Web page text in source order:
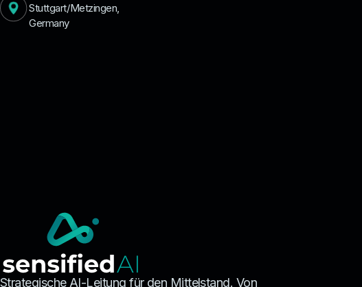
Stuttgart/Metzingen,
Germany
Strategische AI-Leitung für den Mittelstand. Von